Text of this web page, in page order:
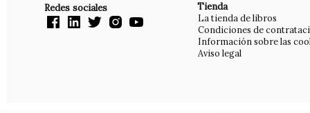
Redes sociales Tienda
La tienda de libros
Condiciones de
Información sobre las
Aviso legal